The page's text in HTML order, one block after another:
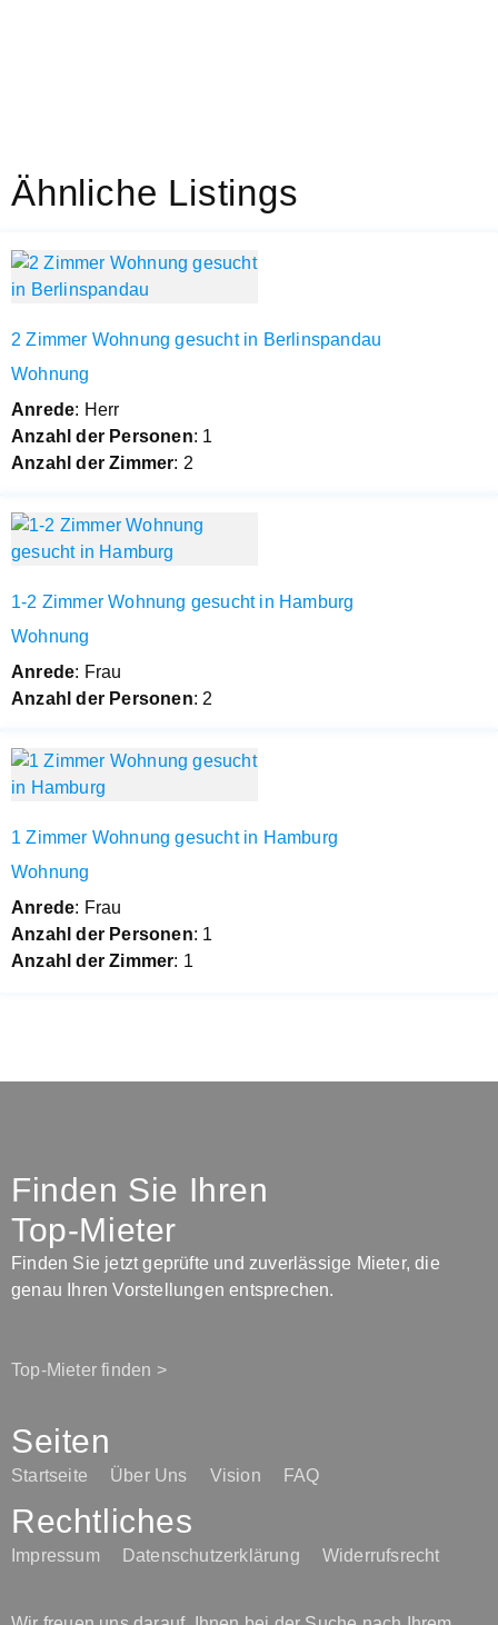
Ähnliche Listings
2 Zimmer Wohnung gesucht in Berlinspandau
Wohnung
Anrede: Herr
Anzahl der Personen: 1
Anzahl der Zimmer: 2
1-2 Zimmer Wohnung gesucht in Hamburg
Wohnung
Anrede: Frau
Anzahl der Personen: 2
1 Zimmer Wohnung gesucht in Hamburg
Wohnung
Anrede: Frau
Anzahl der Personen: 1
Anzahl der Zimmer: 1
Finden Sie Ihren
Top-Mieter
Finden Sie jetzt geprüfte und zuverlässige Mieter, die
genau Ihren Vorstellungen entsprechen.
Top-Mieter finden >
Seiten
Startseite Über Uns Vision FAQ
Rechtliches
Impressum Datenschutzerklärung Widerrufsrecht